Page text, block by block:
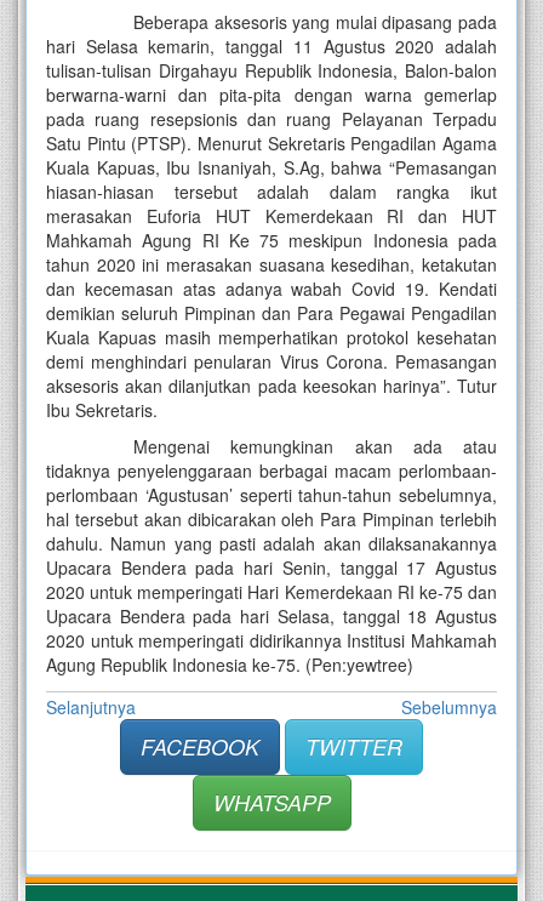
Beberapa aksesoris yang mulai dipasang pada
hari Selasa kemarin, tanggal 11 Agustus 2020 adalah
tulisan-tulisan Dirgahayu Republik Indonesia, Balon-balon
berwarna-warni dan pita-pita dengan warna gemerlap
pada ruang resepsionis dan ruang Pelayanan Terpadu
Satu Pintu (PTSP). Menurut Sekretaris Pengadilan Agama
Kuala Kapuas, Ibu Isnaniyah, S.Ag, bahwa “Pemasangan
hiasan-hiasan tersebut adalah dalam rangka ikut
merasakan Euforia HUT Kemerdekaan RI dan HUT
Mahkamah Agung RI Ke 75 meskipun Indonesia pada
tahun 2020 ini merasakan suasana kesedihan, ketakutan
dan kecemasan atas adanya wabah Covid 19. Kendati
demikian seluruh Pimpinan dan Para Pegawai Pengadilan
Kuala Kapuas masih memperhatikan protokol kesehatan
demi menghindari penularan Virus Corona. Pemasangan
aksesoris akan dilanjutkan pada keesokan harinya”. Tutur
Ibu Sekretaris.
Mengenai kemungkinan akan ada atau
tidaknya penyelenggaraan berbagai macam perlombaan-
perlombaan ‘Agustusan’ seperti tahun-tahun sebelumnya,
hal tersebut akan dibicarakan oleh Para Pimpinan terlebih
dahulu. Namun yang pasti adalah akan dilaksanakannya
Upacara Bendera pada hari Senin, tanggal 17 Agustus
2020 untuk memperingati Hari Kemerdekaan RI ke-75 dan
Upacara Bendera pada hari Selasa, tanggal 18 Agustus
2020 untuk memperingati didirikannya Institusi Mahkamah
Agung Republik Indonesia ke-75. (Pen:yewtree)
Selanjutnya
Sebelumnya
FACEBOOK
TWITTER
WHATSAPP